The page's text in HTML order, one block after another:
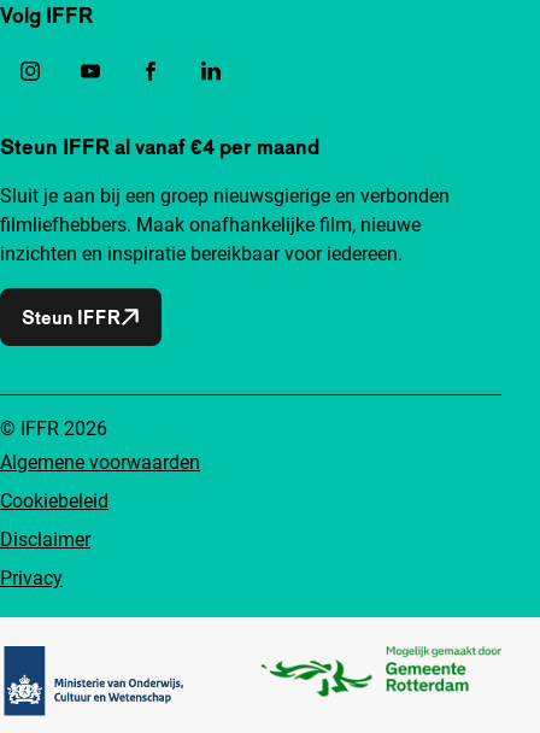
Volg IFFR
Steun IFFR al vanaf €4 per maand
Sluit je aan bij een groep nieuwsgierige en verbonden
filmliefhebbers. Maak onafhankelijke film, nieuwe
inzichten en inspiratie bereikbaar voor iedereen.
Steun IFFR
Algemene voorwaarden
Cookiebeleid
Disclaimer
Privacy
© IFFR 2026